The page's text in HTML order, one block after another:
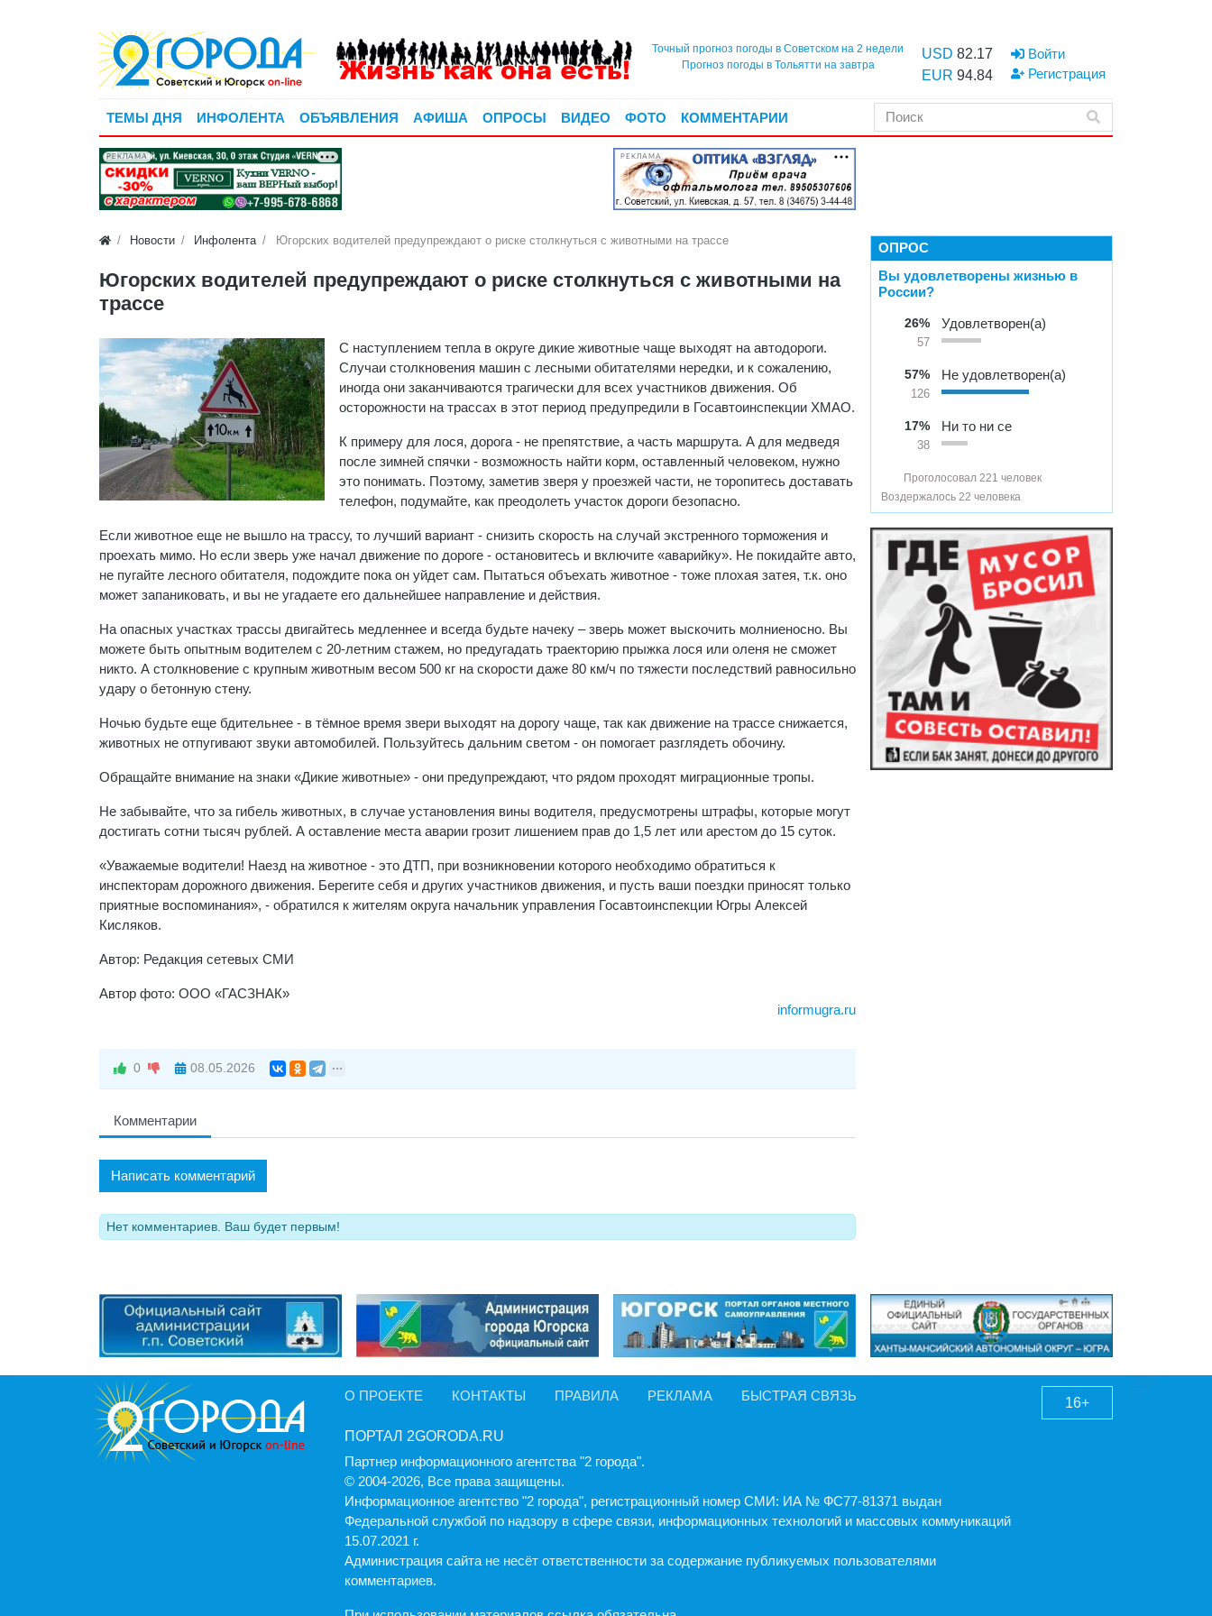
Точный прогноз погоды в Советском на 2 недели
Прогноз погоды в Тольятти на завтра
USD 82.17
EUR 94.84
Войти
Регистрация
ТЕМЫ ДНЯ ИНФОЛЕНТА ОБЪЯВЛЕНИЯ АФИША ОПРОСЫ ВИДЕО ФОТО КОММЕНТАРИИ
РЕКЛАМА РЕКЛАМА
Новости Инфолента Югорских водителей предупреждают о риске столкнуться с животными на трассе
Югорских водителей предупреждают о риске столкнуться с животными на
трассе
С наступлением тепла в округе дикие животные чаще выходят на автодороги.
Случаи столкновения машин с лесными обитателями нередки, и к сожалению,
иногда они заканчиваются трагически для всех участников движения. Об
осторожности на трассах в этот период предупредили в Госавтоинспекции ХМАО.
К примеру для лося, дорога - не препятствие, а часть маршрута. А для медведя
после зимней спячки - возможность найти корм, оставленный человеком, нужно
это понимать. Поэтому, заметив зверя у проезжей части, не торопитесь доставать
телефон, подумайте, как преодолеть участок дороги безопасно.
Если животное еще не вышло на трассу, то лучший вариант - снизить скорость на случай экстренного торможения и
проехать мимо. Но если зверь уже начал движение по дороге - остановитесь и включите «аварийку». Не покидайте авто,
не пугайте лесного обитателя, подождите пока он уйдет сам. Пытаться объехать животное - тоже плохая затея, т.к. оно
может запаниковать, и вы не угадаете его дальнейшее направление и действия.
На опасных участках трассы двигайтесь медленнее и всегда будьте начеку – зверь может выскочить молниеносно. Вы
можете быть опытным водителем с 20-летним стажем, но предугадать траекторию прыжка лося или оленя не сможет
никто. А столкновение с крупным животным весом 500 кг на скорости даже 80 км/ч по тяжести последствий равносильно
удару о бетонную стену.
Ночью будьте еще бдительнее - в тёмное время звери выходят на дорогу чаще, так как движение на трассе снижается,
животных не отпугивают звуки автомобилей. Пользуйтесь дальним светом - он помогает разглядеть обочину.
Обращайте внимание на знаки «Дикие животные» - они предупреждают, что рядом проходят миграционные тропы.
Не забывайте, что за гибель животных, в случае установления вины водителя, предусмотрены штрафы, которые могут
достигать сотни тысяч рублей. А оставление места аварии грозит лишением прав до 1,5 лет или арестом до 15 суток.
«Уважаемые водители! Наезд на животное - это ДТП, при возникновении которого необходимо обратиться к
инспекторам дорожного движения. Берегите себя и других участников движения, и пусть ваши поездки приносят только
приятные воспоминания», - обратился к жителям округа начальник управления Госавтоинспекции Югры Алексей
Кисляков.
Автор: Редакция сетевых СМИ
Автор фото: ООО «ГАСЗНАК»
informugra.ru
0 08.05.2026
Комментарии
Написать комментарий
Нет комментариев. Ваш будет первым!
ОПРОС
Вы удовлетворены жизнью в
России?
26%
57
Удовлетворен(а)
57%
126
Не удовлетворен(а)
17%
38
Ни то ни се
Проголосовал 221 человек
Воздержалось 22 человека
О ПРОЕКТЕ КОНТАКТЫ ПРАВИЛА РЕКЛАМА БЫСТРАЯ СВЯЗЬ
ПОРТАЛ 2GORODA.RU
Партнер информационного агентства "2 города".
© 2004-2026, Все права защищены.
Информационное агентство "2 города", регистрационный номер СМИ: ИА № ФС77-81371 выдан
Федеральной службой по надзору в сфере связи, информационных технологий и массовых коммуникаций
15.07.2021 г.
Администрация cайта не несёт ответственности за содержание публикуемых пользователями
комментариев.
16+